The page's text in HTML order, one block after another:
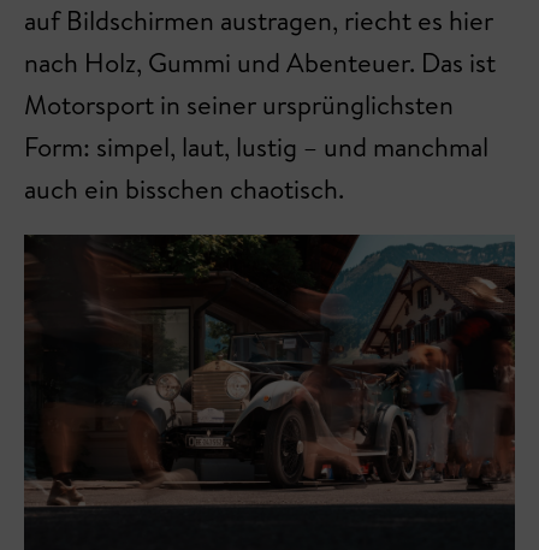
auf Bildschirmen austragen, riecht es hier
nach Holz, Gummi und Abenteuer. Das ist
Motorsport in seiner ursprünglichsten
Form: simpel, laut, lustig – und manchmal
auch ein bisschen chaotisch.